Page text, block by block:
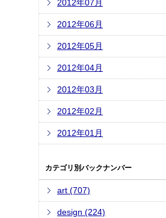
2012年07月
2012年06月
2012年05月
2012年04月
2012年03月
2012年02月
2012年01月
カテゴリ別バックナンバー
art (707)
design (224)